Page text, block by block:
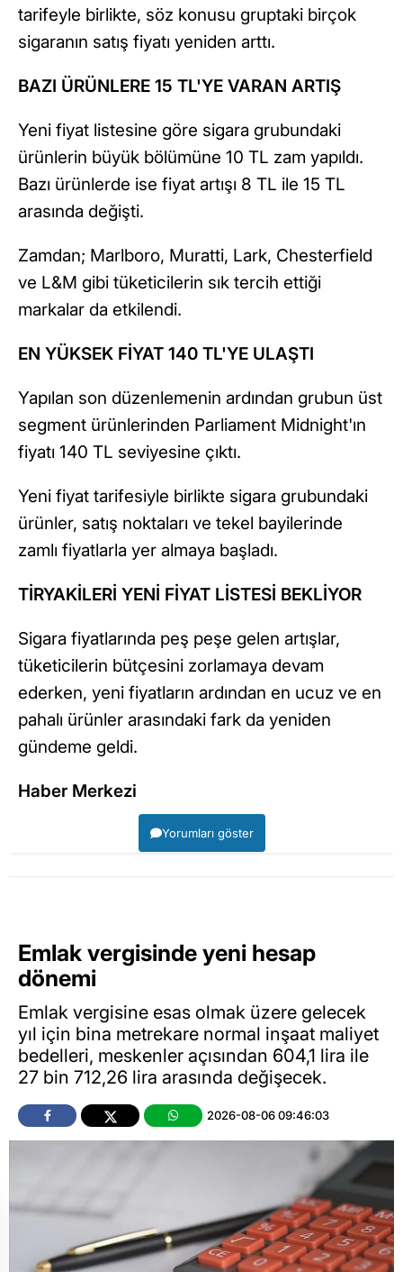
tarifeyle birlikte, söz konusu gruptaki birçok
sigaranın satış fiyatı yeniden arttı.
BAZI ÜRÜNLERE 15 TL'YE VARAN ARTIŞ
Yeni fiyat listesine göre sigara grubundaki
ürünlerin büyük bölümüne 10 TL zam yapıldı.
Bazı ürünlerde ise fiyat artışı 8 TL ile 15 TL
arasında değişti.
Zamdan; Marlboro, Muratti, Lark, Chesterfield
ve L&M gibi tüketicilerin sık tercih ettiği
markalar da etkilendi.
EN YÜKSEK FİYAT 140 TL'YE ULAŞTI
Yapılan son düzenlemenin ardından grubun üst
segment ürünlerinden Parliament Midnight'ın
fiyatı 140 TL seviyesine çıktı.
Yeni fiyat tarifesiyle birlikte sigara grubundaki
ürünler, satış noktaları ve tekel bayilerinde
zamlı fiyatlarla yer almaya başladı.
TİRYAKİLERİ YENİ FİYAT LİSTESİ BEKLİYOR
Sigara fiyatlarında peş peşe gelen artışlar,
tüketicilerin bütçesini zorlamaya devam
ederken, yeni fiyatların ardından en ucuz ve en
pahalı ürünler arasındaki fark da yeniden
gündeme geldi.
Haber Merkezi
Yorumları göster
Emlak vergisinde yeni hesap
dönemi
Emlak vergisine esas olmak üzere gelecek
yıl için bina metrekare normal inşaat maliyet
bedelleri, meskenler açısından 604,1 lira ile
27 bin 712,26 lira arasında değişecek.
2026-08-06 09:46:03